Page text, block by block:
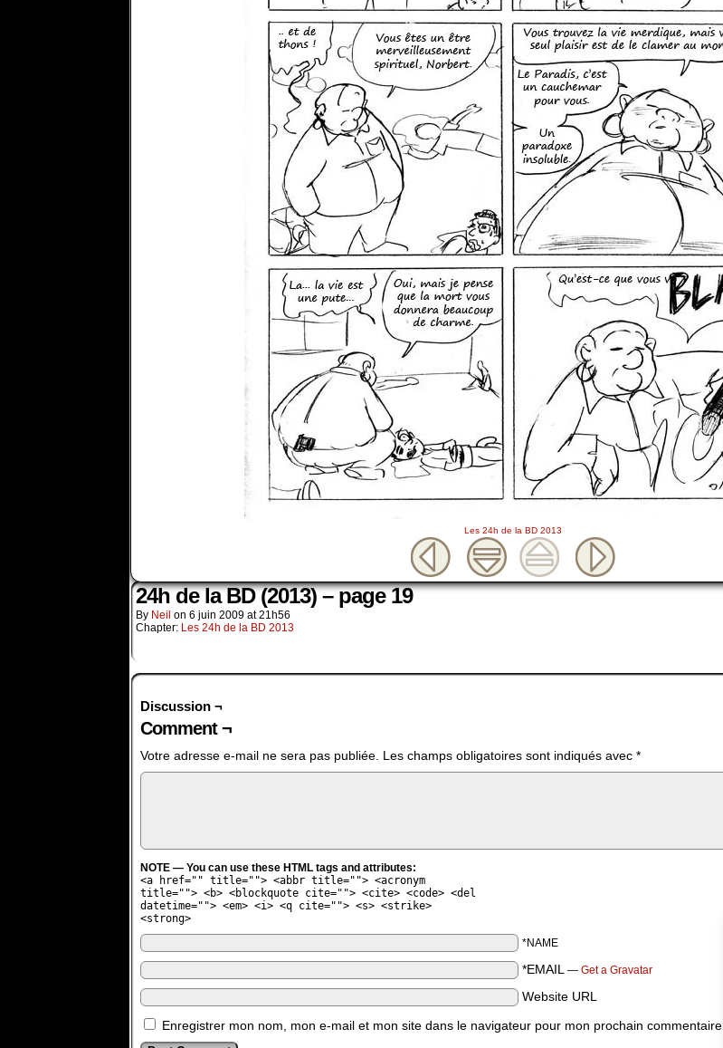
Les 24h de la BD 2013
24h de la BD (2013) – page 19
By Neil on 6 juin 2009 at21h56
Chapter: Les 24h de la BD 2013
Discussion ¬
Comment ¬
Votre adresse e-mail ne sera pas publiée. Les champs obligatoires sont indiqués avec *
NOTE — You can use these HTML tags and attributes:
<a href="" title=""> <abbr title=""> <acronym
title=""> <b> <blockquote cite=""> <cite> <code> <del
datetime=""> <em> <i> <q cite=""> <s> <strike>
<strong>
*NAME
*EMAIL — Get a Gravatar
Website URL
Enregistrer mon nom, mon e-mail et mon site dans le navigateur pour mon prochain commentaire.